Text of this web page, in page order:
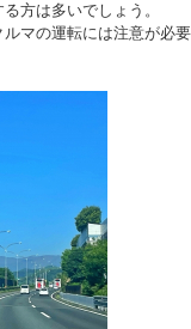
方は多いでしょう。
マの運転には注意が必